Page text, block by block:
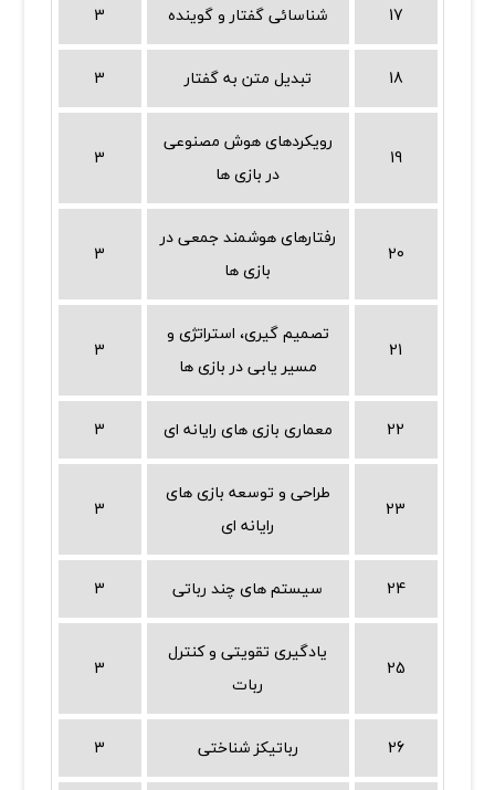
3 شناسائی گفتار و گوینده 17
3 تبدیل متن به گفتار 18
3
رویکردهای هوش مصنوعی
در بازی ها
19
3
رفتارهای هوشمند جمعی در
بازی ها
20
3
تصمیم گیری، استراتژی و
مسیر یابی در بازی ها
21
3 معماری بازی های رایانه ای 22
3
طراحی و توسعه بازی های
رایانه ای
23
3 سیستم های چند رباتی 24
3
یادگیری تقویتی و کنترل
ربات
25
3 رباتیکز شناختی 26